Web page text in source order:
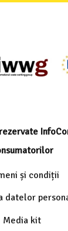
și condiții
datelor
Media kit